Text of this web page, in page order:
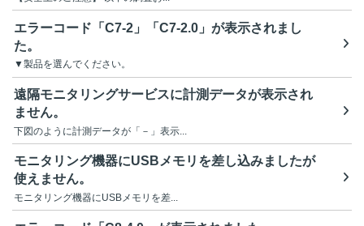
エラーコード「C7-2」「C7-2.0」が表示されまし
た。
▼製品を選んでください。
遠隔モニタリングサービスに計測データが表示され
ません。
下図のように計測データが「－」表示...
モニタリング機器にUSBメモリを差し込みましたが
使えません。
モニタリング機器にUSBメモリを差...